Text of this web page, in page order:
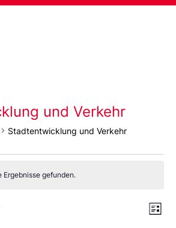
und Verkehr
Stadtentwicklung und Verkehr
Ergebnisse gefunden.
Liste